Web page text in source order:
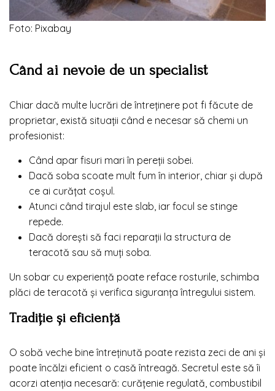
Foto: Pixabay
Când ai nevoie de un specialist
Chiar dacă multe lucrări de întreținere pot fi făcute de
proprietar, există situații când e necesar să chemi un
profesionist:
Când apar fisuri mari în pereții sobei.
Dacă soba scoate mult fum în interior, chiar și după
ce ai curățat coșul.
Atunci când tirajul este slab, iar focul se stinge
repede.
Dacă dorești să faci reparații la structura de
teracotă sau să muți soba.
Un sobar cu experiență poate reface rosturile, schimba
plăci de teracotă și verifica siguranța întregului sistem.
Tradiție și eficiență
O sobă veche bine întreținută poate rezista zeci de ani și
poate încălzi eficient o casă întreagă. Secretul este să îi
acorzi atenția necesară: curățenie regulată, combustibil